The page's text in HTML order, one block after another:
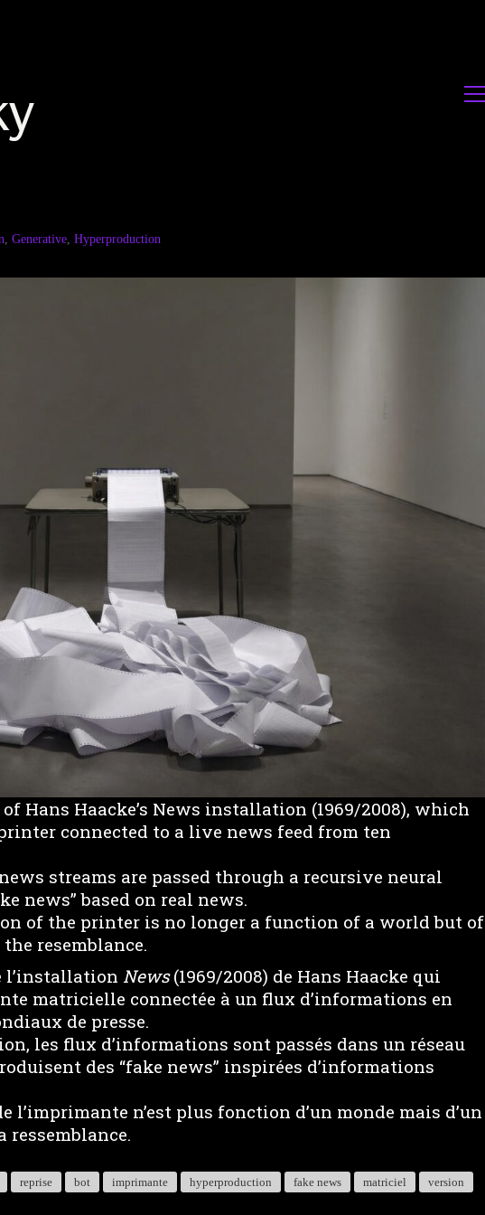
, Generative, Hyperproduction
Hans Haacke’s News installation (1969/2008), which
connected to a live news feed from ten
streams are passed through a recursive neural
news” based on real news.
of the printer is no longer a function of a world but of
resemblance.
l’installation News(1969/2008) de Hans Haacke qui
matricielle connectée à un flux d’informations en
de presse.
les flux d’informations sont passés dans un réseau
des “fake news” inspirées d’informations
l’imprimante n’est plus fonction d’un monde mais d’un
reprise bot imprimante hyperproduction fake news matriciel
version